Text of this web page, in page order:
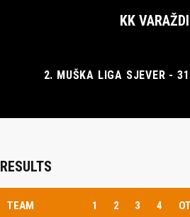
KK
2. MUŠKA LIGA SJEVER -
RESULTS
TEAM 1 2 3 4 OT